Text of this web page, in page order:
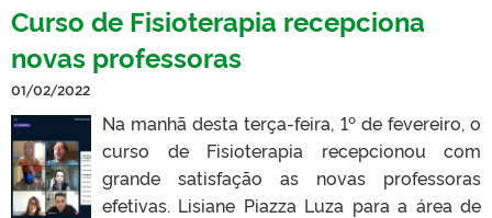
Curso de Fisioterapia recepciona
novas professoras
01/02/2022
Na manhã desta terça-feira, 1º de fevereiro, o
curso de Fisioterapia recepcionou com
grande satisfação as novas professoras
efetivas. Lisiane Piazza Luza para a área de